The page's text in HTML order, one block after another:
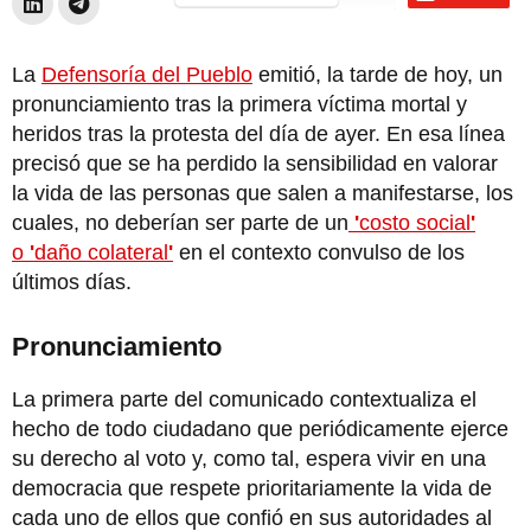
La Defensoría del Pueblo emitió, la tarde de hoy, un
pronunciamiento tras la primera víctima mortal y
heridos tras la protesta del día de ayer. En esa línea
precisó que se ha perdido la sensibilidad en valorar
la vida de las personas que salen a manifestarse, los
cuales, no deberían ser parte de un 'costo social'
o 'daño colateral' en el contexto convulso de los
últimos días.
Pronunciamiento
La primera parte del comunicado contextualiza el
hecho de todo ciudadano que periódicamente ejerce
su derecho al voto y, como tal, espera vivir en una
democracia que respete prioritariamente la vida de
cada uno de ellos que confió en sus autoridades al